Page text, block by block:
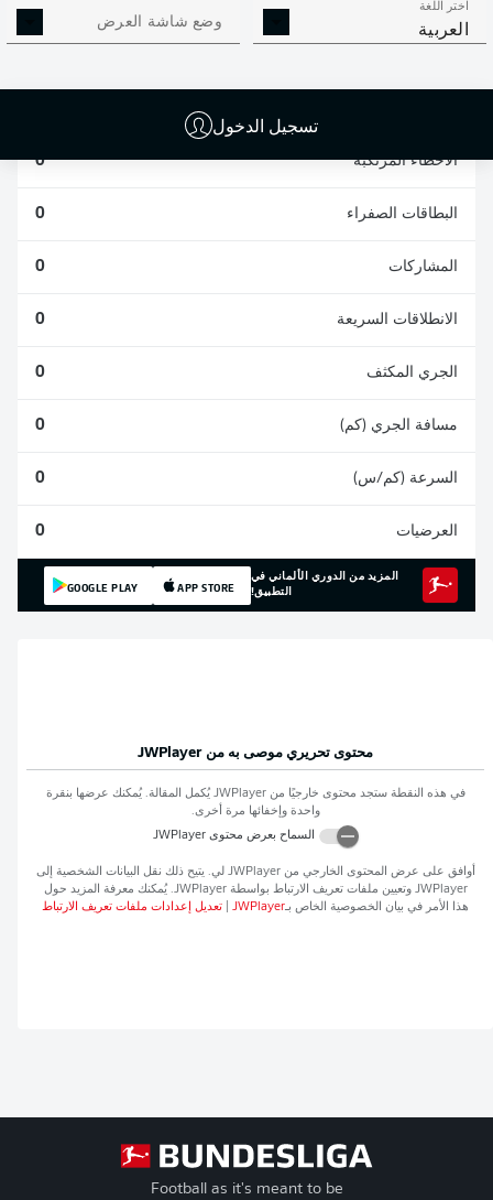
اختر اللغة
العربية وضع شاشة العرض
تسجيل الدخول
الافتكاكات الناجحة
الأخطاء المرتكبة 0
البطاقات الصفراء 0
المشاركات 0
الانطلاقات السريعة 0
الجري المكثف 0
مسافة الجري (كم) 0
السرعة (كم/س) 0
العرضيات 0
المزيد من الدوري الألماني في
التطبيق!
APP STORE
GOOGLE PLAY
محتوى تحريري موصى به من JWPlayer
في هذه النقطة ستجد محتوى خارجيًا منJWPlayer يُكمل المقالة. يُمكنك عرضها بنقرة
واحدة وإخفائها مرة أخرى.
السماح بعرض محتوىJWPlayer
أوافق على عرض المحتوى الخارجي منJWPlayer لي. يتيح ذلك نقل البيانات الشخصية إلى
JWPlayer وتعيين ملفات تعريف الارتباط بواسطةJWPlayer. يُمكنك معرفة المزيد حول
هذا الأمر في بيان الخصوصية الخاص بـJWPlayer تعديل إعدادات ملفات تعريف الارتباط
Football as it's meant to be